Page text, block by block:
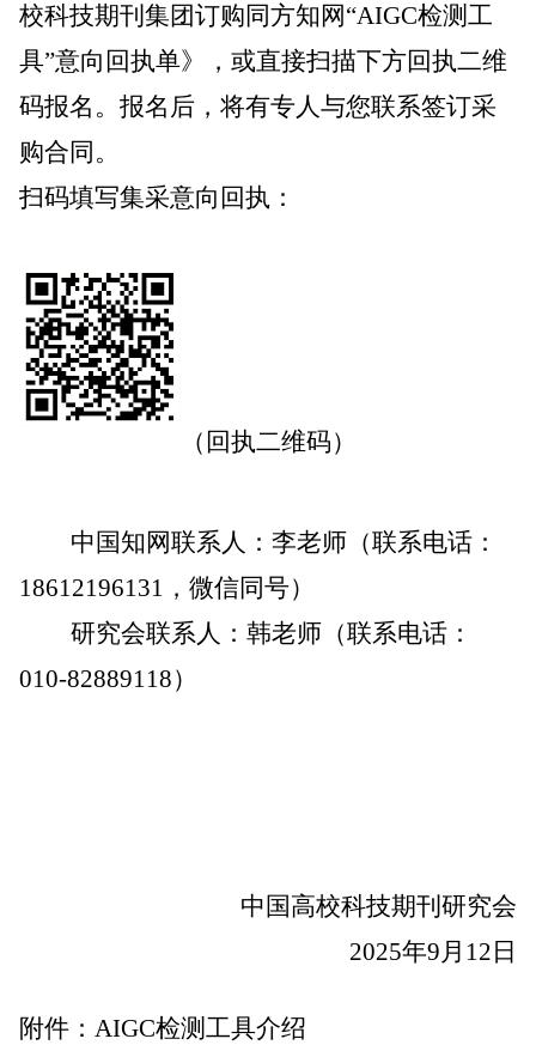
校科技期刊集团订购同方知网“AIGC检测工
具”意向回执单》，或直接扫描下方回执二维
码报名。报名后，将有专人与您联系签订采
购合同。
扫码填写集采意向回执：
（回执二维码）
中国知网联系人：李老师（联系电话：
18612196131，微信同号）
研究会联系人：韩老师（联系电话：
010-82889118）
中国高校科技期刊研究会
2025年9月12日
附件：AIGC检测工具介绍